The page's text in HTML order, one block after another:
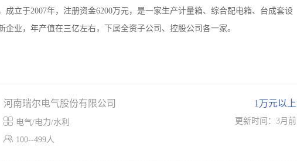
立于2007年，注册资金6200万元，是一家生产计量箱、综合配电箱、台成套设
业，年产值在三亿左右，下属全资子公司、控股公司各一家。
河南瑞尔电气股份有限公司
 电气/电力/水利
 100--499人
1万元以上
更新时间：3月前